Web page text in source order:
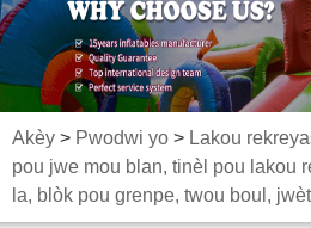
Akèy > Pwodwi yo > Lakou
pou jwe mou blan, tinèl pou lakou
la, blòk pou grenpe, twou boul,